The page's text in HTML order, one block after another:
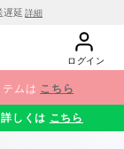
遅延 詳細
ログイン
ムは こちら
しくは こちら